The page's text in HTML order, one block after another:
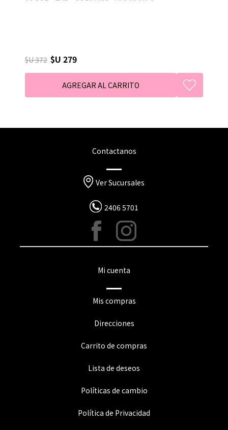
$U 372 $U 279
Contactanos
Ver Sucursales
2406 5701
Mi cuenta
Mis compras
Direcciones
Carrito de compras
Lista de deseos
Políticas de cambio
Política de Privacidad